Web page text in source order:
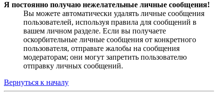
Я постоянно получаю нежелательные личные сообщения!
Вы можете автоматически удалять личные сообщения
пользователей, используя правила для сообщений в
вашем личном разделе. Если вы получаете
оскорбительные личные сообщения от конкретного
пользователя, отправьте жалобы на сообщения
модераторам; они могут запретить пользователю
отправку личных сообщений.
Вернуться к началу